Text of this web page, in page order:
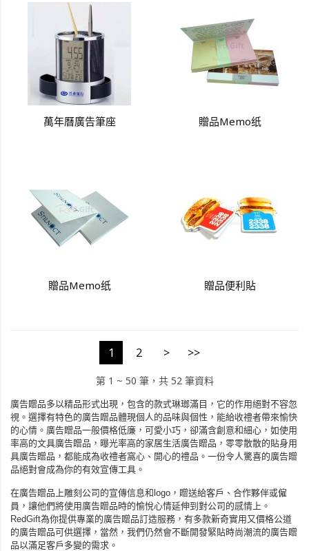
萬年曆廣告筆座 贈品Memo纸
贈品Memo纸 贈品便利貼
1 2 > >>
第 1 ~ 50 筆，共 52 筆資料
廣告贈品多以精品形式出現，包含的款式琳瑯滿目，它的作用絕對不容忽
視。選擇有特色的廣告贈品體現個人的品味與個性，能給收禮者帶來愉快
的心情。廣告贈品一般價格低廉，可愛小巧，卻滿含創意和細心，如使用
率高的文具廣告贈品，曝光率高的家居生活廣告贈品，零零散散的貼身用
具廣告贈品，都能成為收禮者窩心、開心的禮品。一份令人驚喜的廣告贈
品絕對會成為你的有效宣傳工具。
在廣告贈品上雕刻公司的宣傳信息和logo，贈送給客戶、合作夥伴或僱
員，讓他們將使用廣告贈品時的愉悅心情延伸到對公司的感情上。
RedGift為你提供專業的廣告贈品訂造服務，有多款新奇實用又價格公道
的廣告贈品可供選擇，當然，我們仍然會不斷開發緊貼時尚潮流的廣告贈
品以滿足客戶 多變的需求。